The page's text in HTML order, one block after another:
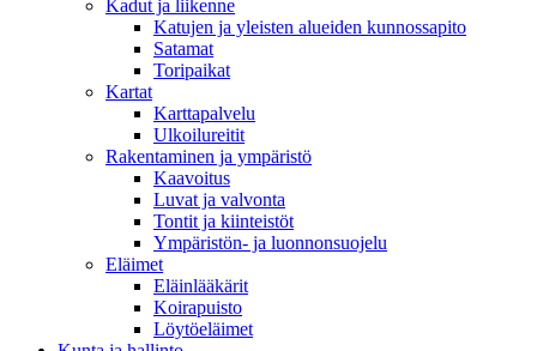
Kadut ja liikenne
Katujen ja yleisten alueiden kunnossapito
Satamat
Toripaikat
Kartat
Karttapalvelu
Ulkoilureitit
Rakentaminen ja ympäristö
Kaavoitus
Luvat ja valvonta
Tontit ja kiinteistöt
Ympäristön- ja luonnonsuojelu
Eläimet
Eläinlääkärit
Koirapuisto
Löytöeläimet